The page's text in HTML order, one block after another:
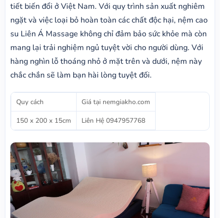
tiết biến đổi ở Việt Nam. Với quy trình sản xuất nghiêm
ngặt và việc loại bỏ hoàn toàn các chất độc hại, nệm cao
su Liên Á Massage không chỉ đảm bảo sức khỏe mà còn
mang lại trải nghiệm ngủ tuyệt vời cho người dùng. Với
hàng nghìn lỗ thoáng nhỏ ở mặt trên và dưới, nệm này
chắc chắn sẽ làm bạn hài lòng tuyệt đối.
Quy cách
Giá tại nemgiakho.com
150 x 200 x 15cm
Liên Hệ 0947957768